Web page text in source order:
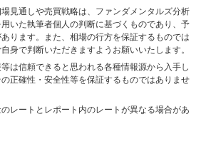
見通しや売買戦略は、ファンダメンタルズ分析
いた執筆者個人の判断に基づくものであり、予
ります。また、相場の行方を保証するものでは
身で判断いただきますようお願いいたします。
は信頼できると思われる各種情報源から入手し
正確性・安全性等を保証するものではありませ
レートとレポート内のレートが異なる場合があ